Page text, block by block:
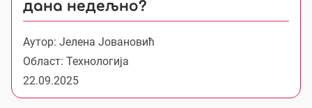
дана недељно?
Аутор: Јелена Jовановић
Област: Технологија
22.09.2025